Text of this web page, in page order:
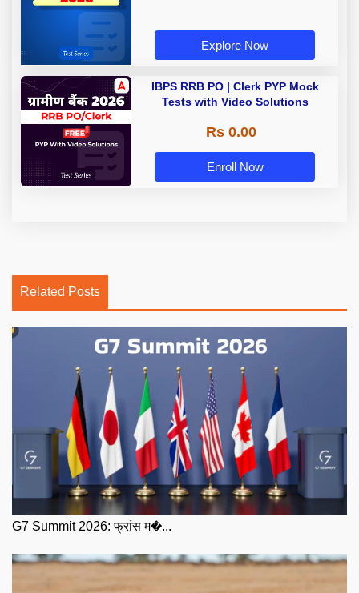
Explore Now
IBPS RRB PO | Clerk PYP Mock
Tests with Video Solutions
Rs 0.00
Enroll Now
Related Posts
G7 Summit 2026: फ्रांस म�...